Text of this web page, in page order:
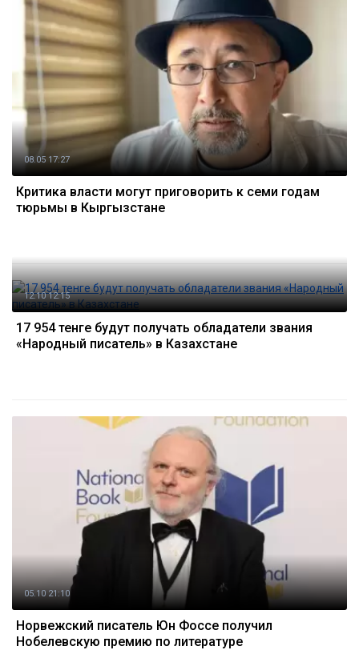
08.05 17:27
Критика власти могут приговорить к семи годам
тюрьмы в Кыргызстане
12.10 12:15
17 954 тенге будут получать обладатели звания
«Народный писатель» в Казахстане
05.10 21:10
Норвежский писатель Юн Фоссе получил
Нобелевскую премию по литературе